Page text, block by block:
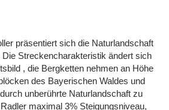
präsentiert sich die Naturlandschaft
Streckencharakteristik ändert sich
, die Bergketten nehmen an Höhe
des Bayerischen Waldes und
unberührte Naturlandschaft zu
maximal 3% Steigungsniveau,